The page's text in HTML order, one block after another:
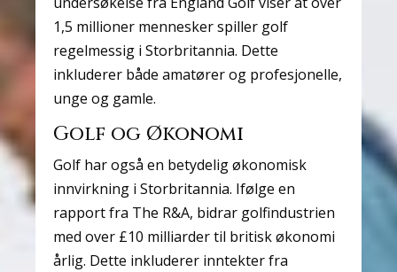
1,5 millioner mennesker spiller golf
regelmessig i Storbritannia. Dette
inkluderer både amatører og profesjonelle,
unge og gamle.
Golf og Økonomi
Golf har også en betydelig økonomisk
innvirkning i Storbritannia. Ifølge en
rapport fra The R&A, bidrar golfindustrien
med over £10 milliarder til britisk økonomi
årlig. Dette inkluderer inntekter fra